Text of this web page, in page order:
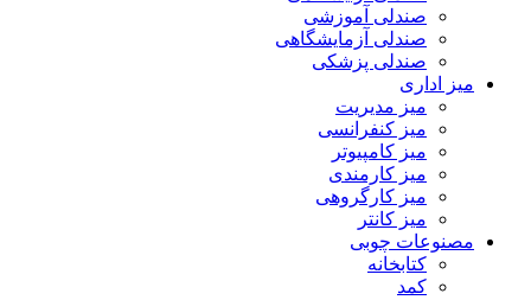
صندلی آموزشی
صندلی آزمایشگاهی
صندلی پزشکی
میز اداری
میز مدیریت
میز کنفرانسی
میز کامپیوتر
میز کارمندی
میز کارگروهی
میز کانتر
مصنوعات چوبی
کتابخانه
کمد